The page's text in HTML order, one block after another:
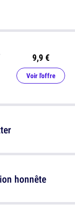
9,9 €
Voir l'offre
honnête